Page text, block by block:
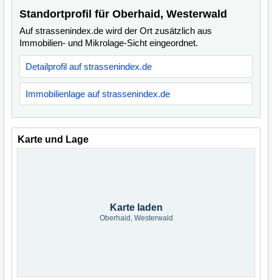
Standortprofil für Oberhaid, Westerwald
Auf strassenindex.de wird der Ort zusätzlich aus
Immobilien- und Mikrolage-Sicht eingeordnet.
Detailprofil auf strassenindex.de
Immobilienlage auf strassenindex.de
Karte und Lage
Karte laden
Oberhaid, Westerwald